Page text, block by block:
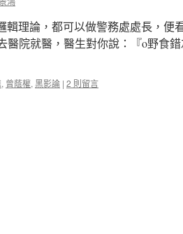
輯理論，都可以做警務處處長，便
醫院就醫，醫生對你說：『o野食
, 曾蔭權, 黑影論 | 2 則留言